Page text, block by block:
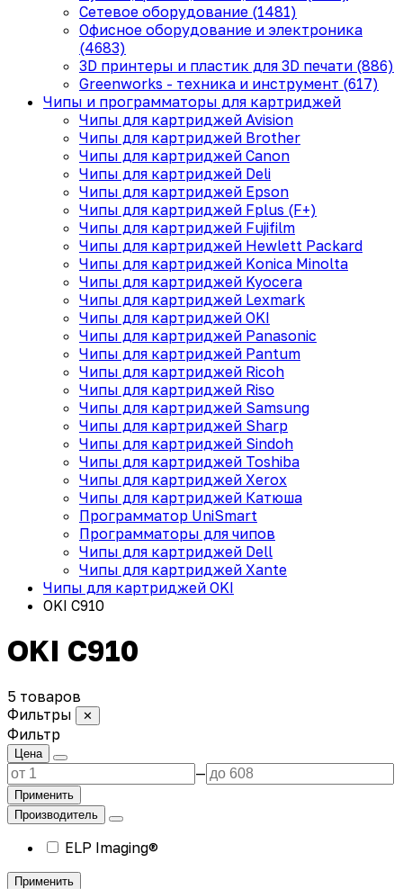
Сетевое оборудование (1481)
Офисное оборудование и электроника
(4683)
3D принтеры и пластик для 3D печати (886)
Greenworks - техника и инструмент (617)
Чипы и программаторы для картриджей
Чипы для картриджей Avision
Чипы для картриджей Brother
Чипы для картриджей Canon
Чипы для картриджей Deli
Чипы для картриджей Epson
Чипы для картриджей Fplus (F+)
Чипы для картриджей Fujifilm
Чипы для картриджей Hewlett Packard
Чипы для картриджей Konica Minolta
Чипы для картриджей Kyocera
Чипы для картриджей Lexmark
Чипы для картриджей OKI
Чипы для картриджей Panasonic
Чипы для картриджей Pantum
Чипы для картриджей Ricoh
Чипы для картриджей Riso
Чипы для картриджей Samsung
Чипы для картриджей Sharp
Чипы для картриджей Sindoh
Чипы для картриджей Toshiba
Чипы для картриджей Xerox
Чипы для картриджей Катюша
Программатор UniSmart
Программаторы для чипов
Чипы для картриджей Dell
Чипы для картриджей Xante
Чипы для картриджей OKI
OKI C910
OKI C910
5 товаров
Фильтры
✕
Фильтр
Цена
—
Применить
Производитель
ELP Imaging®
Применить